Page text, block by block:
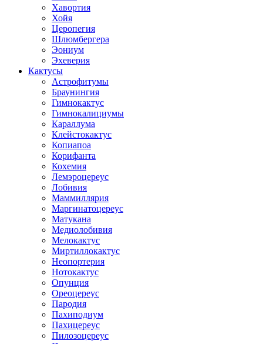
Хавортия
Хойя
Церопегия
Шлюмбергера
Эониум
Эхеверия
Кактусы
Астрофитумы
Браунингия
Гимнокактус
Гимнокалициумы
Караллума
Клейстокактус
Копиапоа
Корифанта
Кохемия
Лемэроцереус
Лобивия
Маммиллярия
Маргинатоцереус
Матукана
Медиолобивия
Мелокактус
Миртиллокактус
Неопортерия
Нотокактус
Опунция
Ореоцереус
Пародия
Пахиподиум
Пахицереус
Пилозоцереус